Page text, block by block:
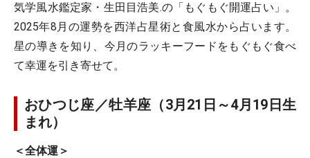
気学風水鑑定家・生田目浩美.の「もぐもぐ開運占い」。
2025年8月の運勢を西洋占星術と食風水から占います。
星の導きを知り、今月のラッキーフードをもぐもぐ食べ
て幸運を引き寄せて。
おひつじ座／牡羊座（3月21日～4月19日生
まれ）
＜全体運＞